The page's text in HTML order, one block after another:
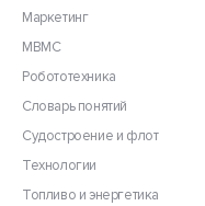
Маркетинг
МВМС
Робототехника
Словарь понятий
Судостроение и флот
Технологии
Топливо и энергетика